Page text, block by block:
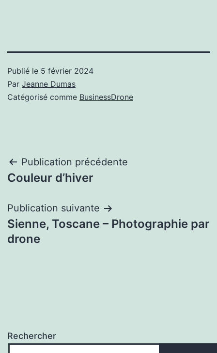
Publié le 5 février 2024
Par Jeanne Dumas
Catégorisé comme BusinessDrone
Navigation
de
l’article
Publication précédente
Couleur d’hiver
Publication suivante
Sienne, Toscane – Photographie par
drone
Rechercher